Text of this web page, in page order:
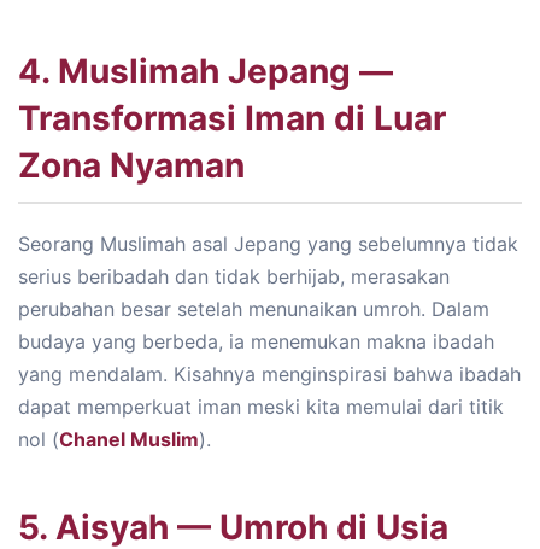
4. Muslimah Jepang —
Transformasi Iman di Luar
Zona Nyaman
Seorang Muslimah asal Jepang yang sebelumnya tidak
serius beribadah dan tidak berhijab, merasakan
perubahan besar setelah menunaikan umroh. Dalam
budaya yang berbeda, ia menemukan makna ibadah
yang mendalam. Kisahnya menginspirasi bahwa ibadah
dapat memperkuat iman meski kita memulai dari titik
nol (Chanel Muslim).
5. Aisyah — Umroh di Usia